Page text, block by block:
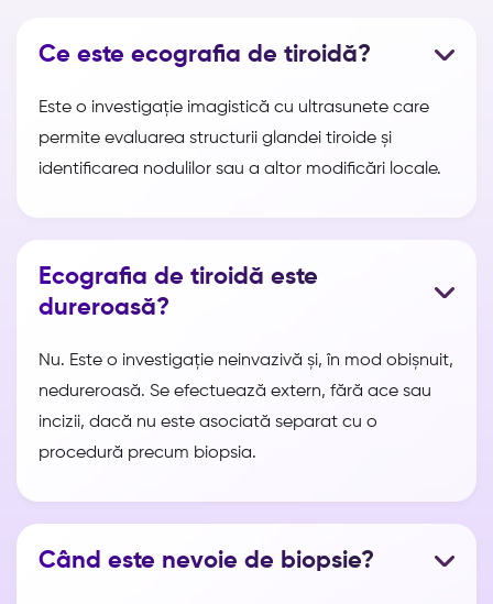
Ce este ecografia de tiroidă?
Este o investigație imagistică cu ultrasunete care
permite evaluarea structurii glandei tiroide și
identificarea nodulilor sau a altor modificări locale.
Ecografia de tiroidă este
dureroasă?
Nu. Este o investigație neinvazivă și, în mod obișnuit,
nedureroasă. Se efectuează extern, fără ace sau
incizii, dacă nu este asociată separat cu o
procedură precum biopsia.
Când este nevoie de biopsie?